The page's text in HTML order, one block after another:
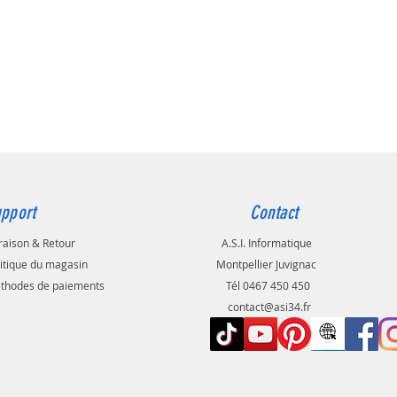
& Retour
du magasin
de paiements
Contact
A.S.I. Informatique
Montpellier Juvignac
Tél 0467 450 450
contact@asi34.fr